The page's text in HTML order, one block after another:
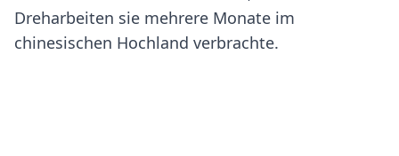
Dreharbeiten sie mehrere Monate im
chinesischen Hochland verbrachte.